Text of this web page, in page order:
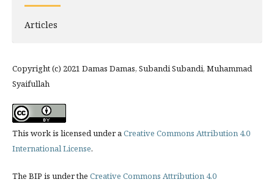
Articles
Copyright (c) 2021 Damas Damas, Subandi Subandi, Muhammad
Syaifullah
This work is licensed under aCreative Commons Attribution 4.0
International License.
The BIP is under the Creative Commons Attribution 4.0